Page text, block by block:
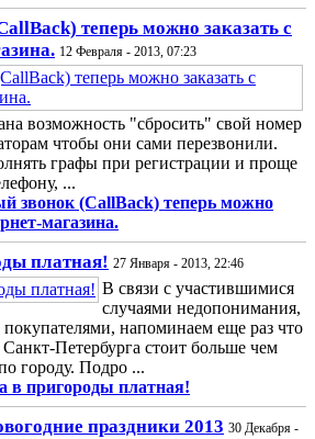
теперь можно заказать с
12 Февраля - 2013, 07:23
возможность "сбросить" свой номер
чтобы они сами перезвонили.
графы при регистрации и проще
...
звонок (CallBack) теперь можно
магазина.
платная! 27 Января - 2013, 22:46
В связи с участившимися
случаями недопонимания,
напоминаем еще раз что
Петербурга стоит больше чем
городу. Подро ...
в пригороды платная!
праздники 2013 30 Декабря -